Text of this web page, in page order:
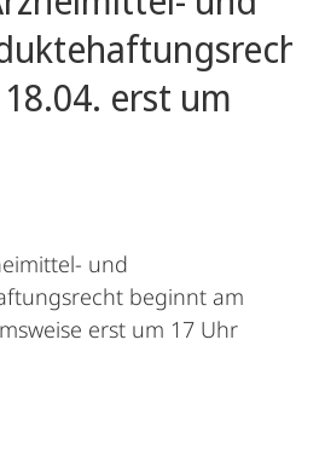
erst um
und
beginnt am
erst um 17 Uhr